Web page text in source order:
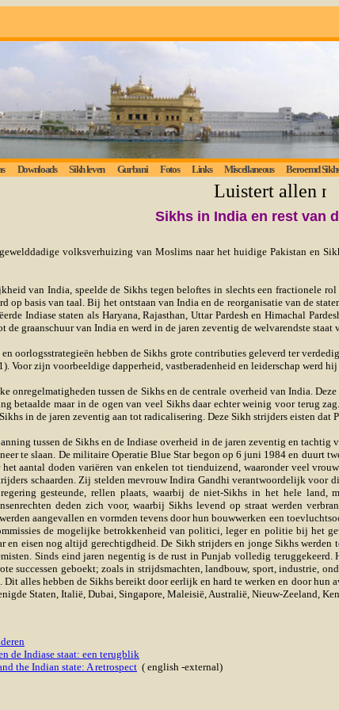
Downloads Sikh leven Gurbani Fotos Links Miscellaneous Beroemd
Luistert allen
Sikhs in India en rest van
volksverhuizing van Moslims naar het huidige Pakistan en
van India, speelde de Sikhs tegen beloftes in slechts een
op basis van taal. Bij het ontstaan van India en de reorganisatie van de
Indiase staten als Haryana, Rajasthan, Uttar Pardesh en Himachal
graanschuur van India en werd in de jaren zeventig de welvarendste
oorlogsstrategieën hebben de Sikhs grote contributies geleverd ter
Voor zijn voorbeeldige dapperheid, vastberadenheid en leiderschap werd
onregelmatigheden tussen de Sikhs en de centrale overheid van India.
betaalde maar in de ogen van veel Sikhs daar echter weinig voor terug
in de jaren zeventig aan tot radicalisering. Deze Sikh strijders eisten
tussen de Sikhs en de Indiase overheid in de jaren zeventig en
te slaan. De militaire Operatie Blue Star begon op 6 juni 1984 en duurt
aantal doden variëren van enkelen tot tienduizend, waaronder veel
schaarden. Zij stelden mevrouw Indira Gandhi verantwoordelijk
gesteunde, rellen plaats, waarbij de niet-Sikhs in het hele
deden zich voor, waarbij Sikhs levend op straat werden
aangevallen en vormden tevens door hun bouwwerken een
de mogelijke betrokkenheid van politici, leger en politie bij het
en eisen nog altijd gerechtigdheid. De Sikh strijders en jonge Sikhs
Sinds eind jaren negentig is de rust in Punjab volledig
successen geboekt; zoals in strijdsmachten, landbouw, sport, industrie,
alles hebben de Sikhs bereikt door eerlijk en hard te werken en door
Staten, Italië, Dubai, Singapore, Maleisië, Australië, Nieuw-Zeeland,
de Indiase staat: een terugblik
the Indian state: A retrospect ( english -external)